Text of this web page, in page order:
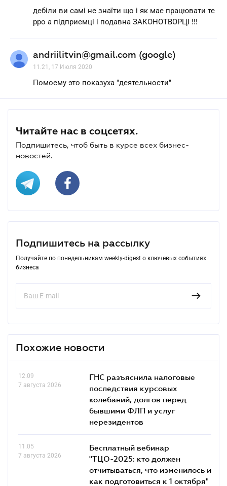
дебіли ви самі не знаїти що і як мае працювати те
рро а підприемці і подавна ЗАКОНОТВОРЦІ !!!
andriilitvin@gmail.com (google)
11.21, 17 Июля 2020
Помоему это показуха "деятельности"
Читайте нас в соцсетях.
Подпишитесь, чтоб быть в курсе всех бизнес-
новостей.
Подпишитесь на рассылку
Получайте по понедельникам weekly-digest о ключевых событиях
бизнеса
Похожие новости
12.09
7 августа 2026
ГНС разъяснила налоговые
последствия курсовых
колебаний, долгов перед
бывшими ФЛП и услуг
нерезидентов
11.05
7 августа 2026
Бесплатный вебинар
"ТЦО-2025: кто должен
отчитываться, что изменилось и
как подготовиться к 1 октября"